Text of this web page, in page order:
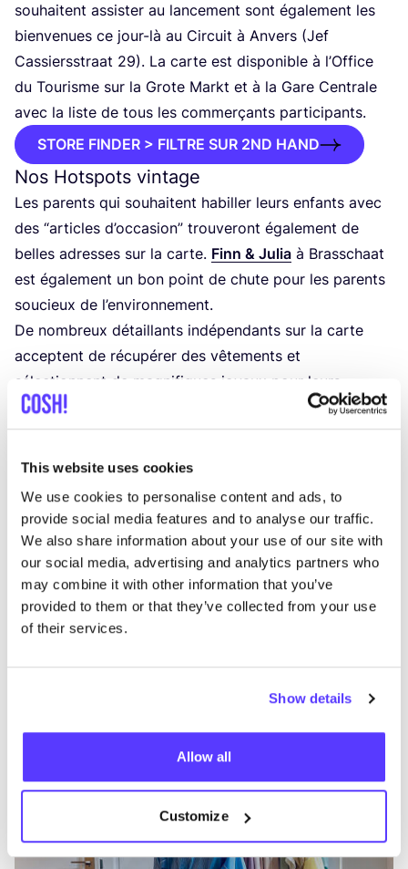
This website uses cookies
We use cookies to personalise content and ads, to
provide social media features and to analyse our traffic.
We also share information about your use of our site with
our social media, advertising and analytics partners who
may combine it with other information that you’ve
provided to them or that they’ve collected from your use
of their services.
Show details
Allow all
Customize
sou­haitent assis­ter au lan­ce­ment sont éga­le­ment les
bien­ve­nues ce jour-là au Cir­cuit à Anvers (Jef
Cas­sierss­traat 29). La carte est dis­po­nible à l’Of­fice
du Tou­risme sur la Grote Markt et à la Gare Cen­trale
avec la liste de tous les com­mer­çants participants.
STORE FINDER > FILTRE SUR 2ND HAND
Nos Hotspots vintage
Les parents qui sou­haitent habiller leurs enfants avec
des “articles d’oc­ca­sion” trou­ve­ront éga­le­ment de
belles adresses sur la carte. Finn & Julia à Bras­schaat
est éga­le­ment un bon point de chute pour les parents
sou­cieux de l’environnement.
De nom­breux détaillants indé­pen­dants sur la carte
acceptent de récu­pé­rer des vête­ments et
sélec­tionnent de magni­fiques joyaux pour leurs
clients. Ces endroits sont par­faits pour les per­sonnes
qui découvrent le seconde main, mais les experts en
fri­pe­ries y trou­ve­ront aus­si leur compte !
du centre-ville d’An­vers depuis des années. Il fal­lait
abso­lu­ment les mettre sur la carte. Nous avons aus­si
quelques nou­veaux venus,Dres­sing Circles. Chaque
bou­tique a son propre centre d’in­té­rêt, ce qui garan­tit
une expé­rience de shop­ping unique !
Certaines boutiques de seconde main
à Anvers ont un style particulier et
l’expérience d’achat est unique”, déclare
shopping d’occasion.